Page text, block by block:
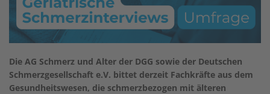
Die AG Schmerz und Alter der DGG sowie der Deutschen
Schmerzgesellschaft e.V. bittet derzeit Fachkräfte aus dem
Gesundheitswesen, die schmerzbezogen mit älteren